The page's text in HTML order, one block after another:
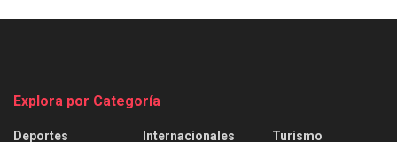
Explora por Categoría
Deportes Internacionales Turismo